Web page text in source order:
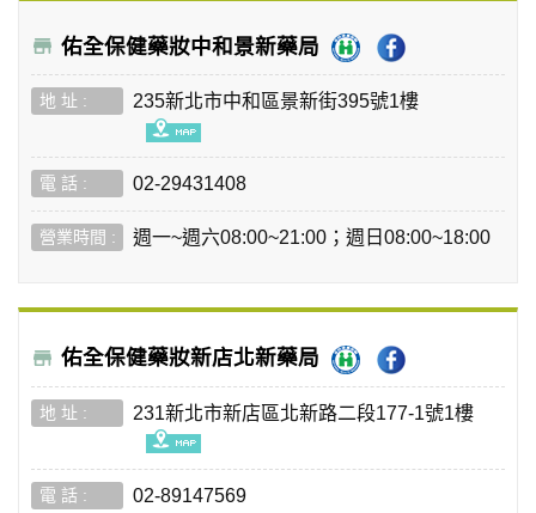
佑全保健藥妝中和景新藥局
235新北市中和區景新街395號1樓
02-29431408
週一~週六08:00~21:00；週日08:00~18:00
佑全保健藥妝新店北新藥局
231新北市新店區北新路二段177-1號1樓
02-89147569